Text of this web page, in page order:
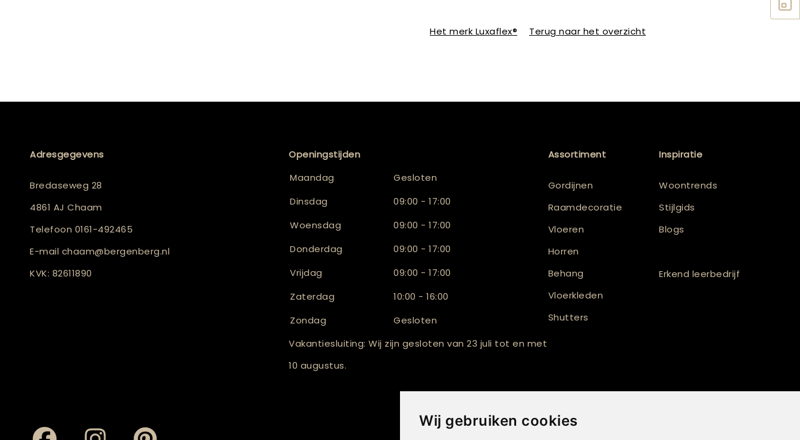
Wij gebruiken cookies
Het merk Luxaflex® Terug naar het overzicht
Adresgegevens
Bredaseweg 28
4861 AJ Chaam
Telefoon 0161-492465
E-mail chaam@bergenberg.nl
KVK: 82611890
Openingstijden
Maandag
Gesloten
Dinsdag
09:00 - 17:00
Woensdag
09:00 - 17:00
Donderdag
09:00 - 17:00
Vrijdag
09:00 - 17:00
Zaterdag
10:00 - 16:00
Zondag
Gesloten
Vakantiesluiting: Wij zijn gesloten van 23 juli tot en met
10 augustus.
Assortiment
Gordijnen
Raamdecoratie
Vloeren
Horren
Behang
Vloerkleden
Shutters
Inspiratie
Woontrends
Stijlgids
Blogs
Erkend leerbedrijf